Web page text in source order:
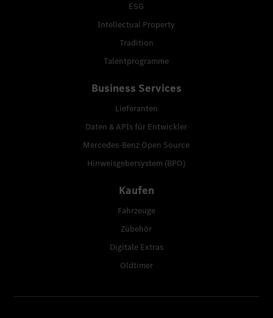
ESG
Intellectual Property
Tradition
Talentprogramme
Business Services
Lieferanten
Daten & APIs für Entwickler
Mercedes-Benz Open Source
Hinweisgebersystem (BPO)
Kaufen
Fahrzeuge
Zubehör
Digitale Extras
Oldtimer